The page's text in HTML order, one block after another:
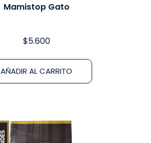
Mamistop Gato
$5.600
AÑADIR AL CARRITO